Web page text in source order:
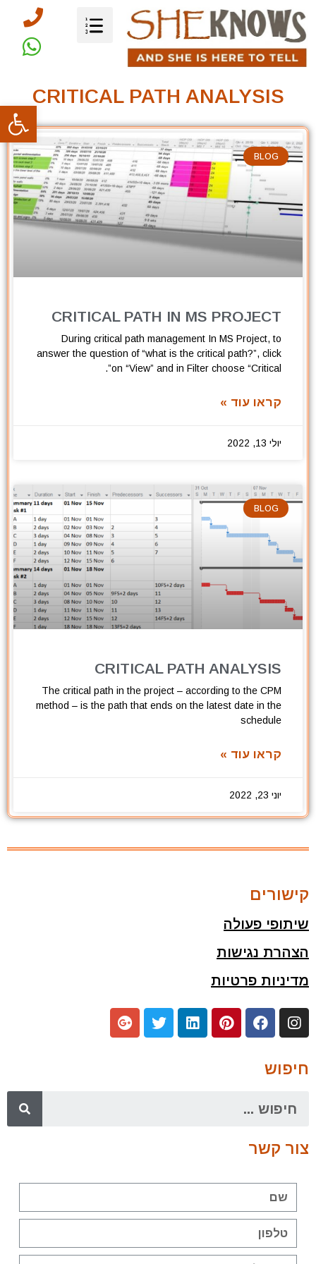
פתח
CRITICAL PATH ANALYSIS
BLOG
CRITICAL PATH IN MS PROJECT
During critical path management In MS Project, to
answer the question of “what is the critical path?”, click
on “View” and in Filter choose “Critical”.
קראו עוד »
יולי 13, 2022
BLOG
CRITICAL PATH ANALYSIS
The critical path in the project – according to the CPM
method – is the path that ends on the latest date in the
schedule
קראו עוד »
יוני 23, 2022
קישורים
שיתופי פעולה
הצהרת נגישות
מדיניות פרטיות
חיפוש
צור קשר